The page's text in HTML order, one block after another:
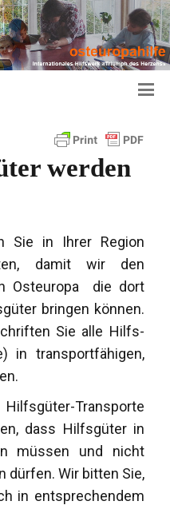
werden
Sie in Ihrer Region
damit wir den
Osteuropa die dort
bringen können.
Sie alle Hilfs-
in transportfähigen,
Transporte
dass Hilfsgüter in
müssen und nicht
dürfen. Wir bitten Sie,
in entsprechendem